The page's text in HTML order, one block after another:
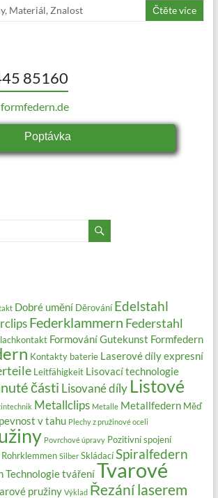
, Materiál, Znalost Čtěte více
85160
Poptávka
Dobré umění Děrování Edelstahl
Federklammern Federstahl
FormováníGutekunst Formfedern
Kontakty baterie Laserové díly expresní
Leitfähigkeit Lisovací technologie
části Lisované díly Listové
Metallclips Metalle Metallfedern Měď
pevnost v tahu Plechy z pružinové oceli
Povrchové úpravy Pozitivní spojení
Rohrklemmen Silber Skládací Spiralfedern
Technologie tvářeníTvarové
pružiny Výklad Řezání laserem